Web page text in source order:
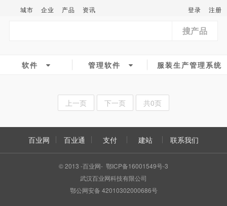
城市 企业 产品 资讯 登录 注册
搜产品
软件 管理软件 服装生产管理系统
上一页 下一页 共0页
百业网 百业通 支付 建站 联系我们
© 2013 -百业网- 鄂ICP备16001549号-3
武汉百业网科技有限公司
鄂公网安备 42010302000686号